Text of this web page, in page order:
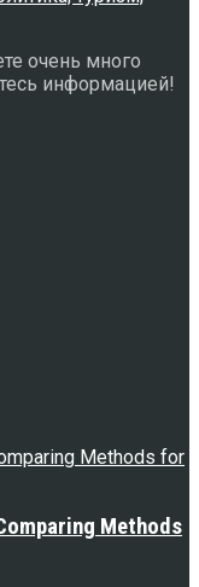
очень много
информацией!
Methods